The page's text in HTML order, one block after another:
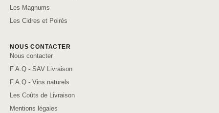
Les Magnums
Les Cidres et Poirés
NOUS CONTACTER
Nous contacter
F.A.Q - SAV Livraison
F.A.Q - Vins naturels
Les Coûts de Livraison
Mentions légales